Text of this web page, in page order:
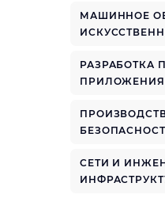
МАШИННОЕ
РАЗРАБОТКА
ПРИЛОЖЕНИЯ
СЕТИ И